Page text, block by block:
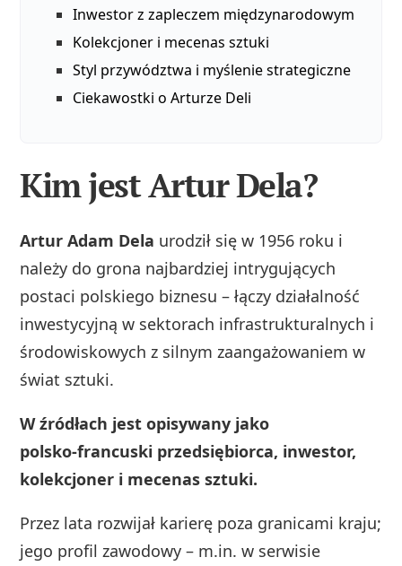
Inwestor z zapleczem międzynarodowym
Kolekcjoner i mecenas sztuki
Styl przywództwa i myślenie strategiczne
Ciekawostki o Arturze Deli
Kim jest Artur Dela?
Artur Adam Dela urodził się w 1956 roku i
należy do grona najbardziej intrygujących
postaci polskiego biznesu – łączy działalność
inwestycyjną w sektorach infrastrukturalnych i
środowiskowych z silnym zaangażowaniem w
świat sztuki.
W źródłach jest opisywany jako
polsko‑francuski przedsiębiorca, inwestor,
kolekcjoner i mecenas sztuki.
Przez lata rozwijał karierę poza granicami kraju;
jego profil zawodowy – m.in. w serwisie